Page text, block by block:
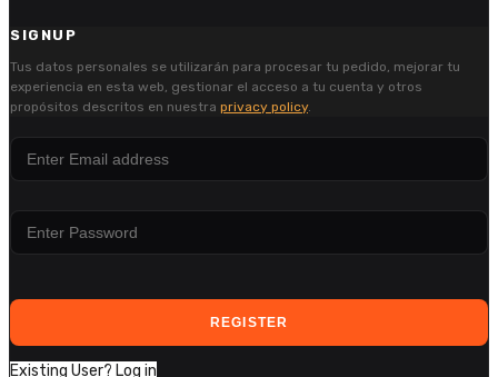
SIGNUP
Tus datos personales se utilizarán para procesar tu pedido, mejorar tu
experiencia en esta web, gestionar el acceso a tu cuenta y otros
propósitos descritos en nuestra privacy policy.
REGISTER
Existing User? Log in